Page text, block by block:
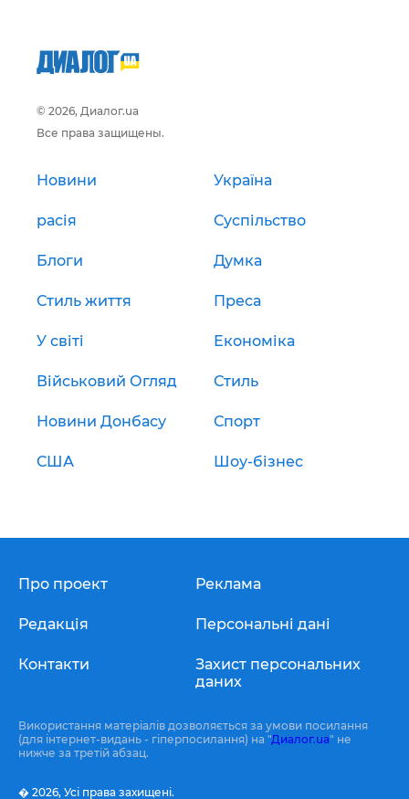
© 2026, Диалог.ua
Все права защищены.
Новини Україна
расія Суспільство
Блоги Думка
Стиль життя Преса
У світі Економіка
Військовий Огляд Стиль
Новини Донбасу Спорт
США Шоу-бізнес
Про проект
Редакція
Контакти
Реклама
Персональні дані
Захист персональних
даних
Використання матеріалів дозволяється за умови посилання
(для інтернет-видань - гіперпосилання) на "Диалог.ua" не
нижче за третій абзац.
� 2026, Усі права захищені.